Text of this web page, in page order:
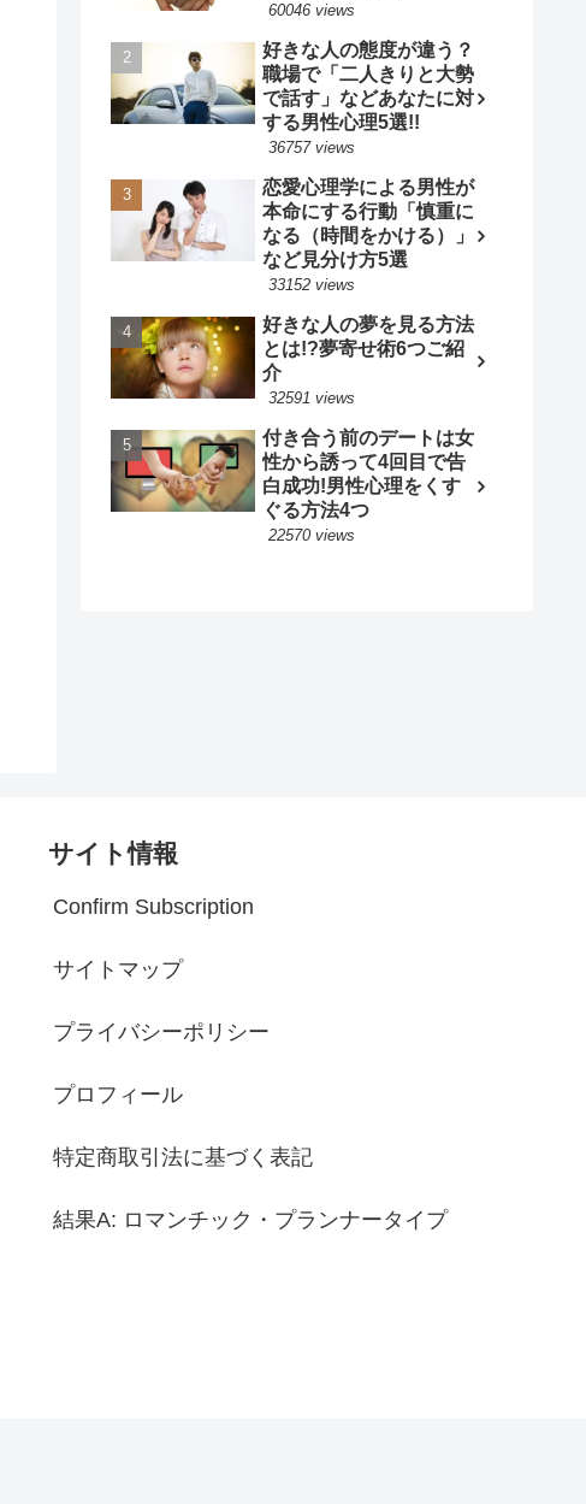
60046 views
好きな人の態度が違う？
職場で「二人きりと大勢
で話す」などあなたに対
する男性心理5選!!
36757 views
恋愛心理学による男性が
本命にする行動「慎重に
なる（時間をかける）」
など見分け方5選
33152 views
好きな人の夢を見る方法
とは!?夢寄せ術6つご紹
介
32591 views
付き合う前のデートは女
性から誘って4回目で告
白成功!男性心理をくす
ぐる方法4つ
22570 views
サイト情報
Confirm Subscription
サイトマップ
プライバシーポリシー
プロフィール
特定商取引法に基づく表記
結果A: ロマンチック・プランナータイプ